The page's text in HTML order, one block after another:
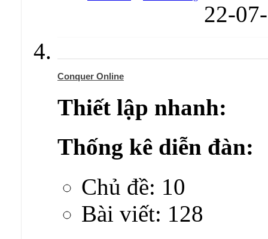
22-
Conquer Online
Thiết lập nhanh:
Thống kê diễn đàn:
Chủ đề: 10
Bài viết: 128